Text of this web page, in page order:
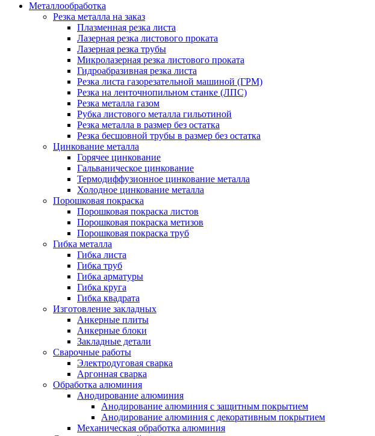
Металлообработка
Резка металла на заказ
Плазменная резка листа
Лазерная резка листового проката
Лазерная резка трубы
Микролазерная резка листового проката
Гидроабразивная резка листа
Резка листа газорезательной машиной (ГРМ)
Резка на ленточнопильном станке (ЛПС)
Резка металла газом
Рубка листового металла гильотиной
Резка металла в размер без остатка
Резка бесшовной трубы в размер без остатка
Цинкование металла
Горячее цинкование
Гальваническое цинкование
Термодиффузионное цинкование металла
Холодное цинкование металла
Порошковая покраска
Порошковая покраска листов
Порошковая покраска метизов
Порошковая покраска труб
Гибка металла
Гибка листа
Гибка труб
Гибка арматуры
Гибка круга
Гибка квадрата
Изготовление закладных
Анкерные плиты
Анкерные блоки
Закладные детали
Сварочные работы
Электродуговая сварка
Аргонная сварка
Обработка алюминия
Анодирование алюминия
Анодирование алюминия с защитным покрытием
Анодирование алюминия с декоративным покрытием
Механическая обработка алюминия